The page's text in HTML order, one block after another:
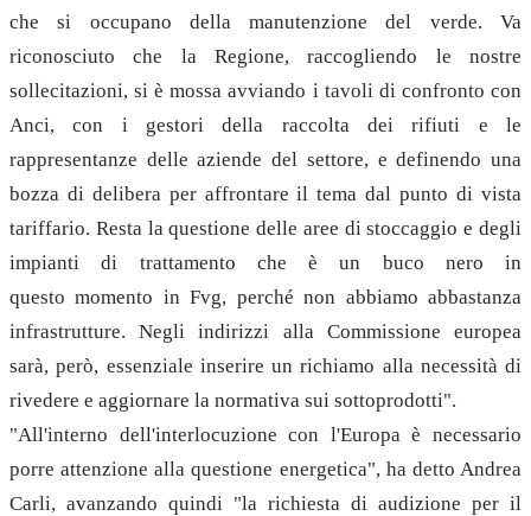
che si occupano della manutenzione del verde. Va
riconosciuto che la Regione, raccogliendo le nostre
sollecitazioni, si è mossa avviando i tavoli di confronto con
Anci, con i gestori della raccolta dei rifiuti e le
rappresentanze delle aziende del settore, e definendo una
bozza di delibera per affrontare il tema dal punto di vista
tariffario. Resta la questione delle aree di stoccaggio e degli
impianti di trattamento che è un buco nero in
questo momento in Fvg, perché non abbiamo abbastanza
infrastrutture. Negli indirizzi alla Commissione europea
sarà, però, essenziale inserire un richiamo alla necessità di
rivedere e aggiornare la normativa sui sottoprodotti".
"All'interno dell'interlocuzione con l'Europa è necessario
porre attenzione alla questione energetica", ha detto Andrea
Carli, avanzando quindi "la richiesta di audizione per il